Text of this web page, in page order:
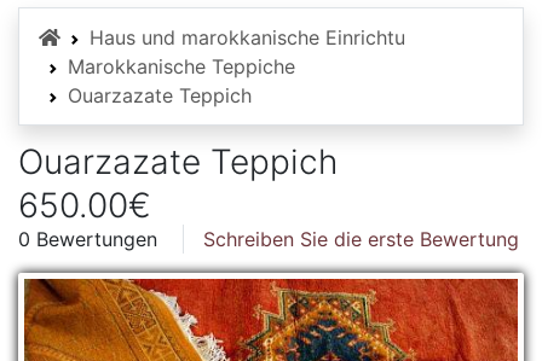
Startseite
Haus und marokkanische Einrichtu
Marokkanische Teppiche
Ouarzazate Teppich
Ouarzazate Teppich
650.00€
0 Bewertungen Schreiben Sie die erste Bewertung